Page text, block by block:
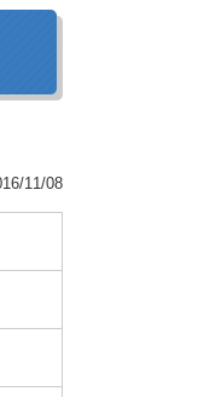
11/08